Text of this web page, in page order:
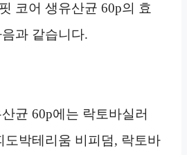
코어 생유산균 60p의 효
과 같습니다.
균 60p에는 락토바실러
도박테리움 비피덤, 락토바